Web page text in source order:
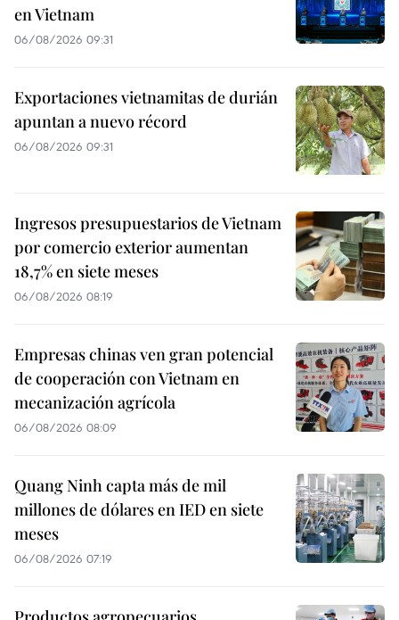
en Vietnam
06/08/2026 09:31
Exportaciones vietnamitas de durián
apuntan a nuevo récord
06/08/2026 09:31
Ingresos presupuestarios de Vietnam
por comercio exterior aumentan
18,7% en siete meses
06/08/2026 08:19
Empresas chinas ven gran potencial
de cooperación con Vietnam en
mecanización agrícola
06/08/2026 08:09
Quang Ninh capta más de mil
millones de dólares en IED en siete
meses
06/08/2026 07:19